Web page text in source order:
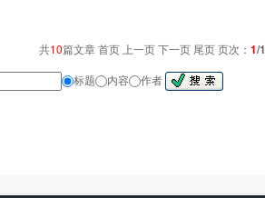
共10篇文章 首页 上一页 下一页 尾页 页次： 1/1
标题 内容 作者